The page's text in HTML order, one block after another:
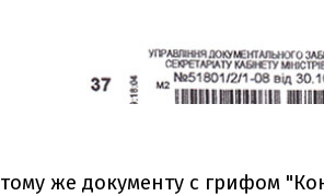
же документу с грифом